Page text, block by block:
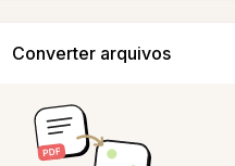
Converter arquivos